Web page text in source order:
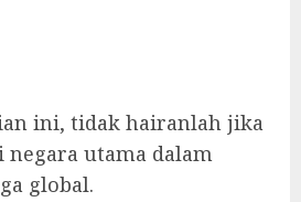
ini, tidak hairanlah jika
utama dalam
global.